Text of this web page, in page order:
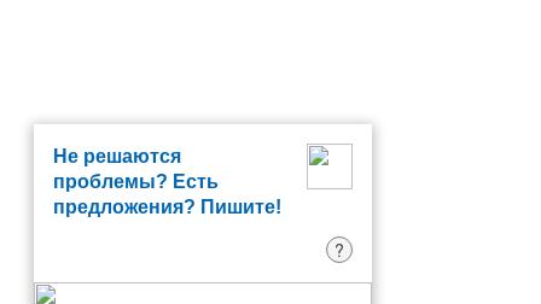
Не решаются
проблемы? Есть
предложения? Пишите!
?